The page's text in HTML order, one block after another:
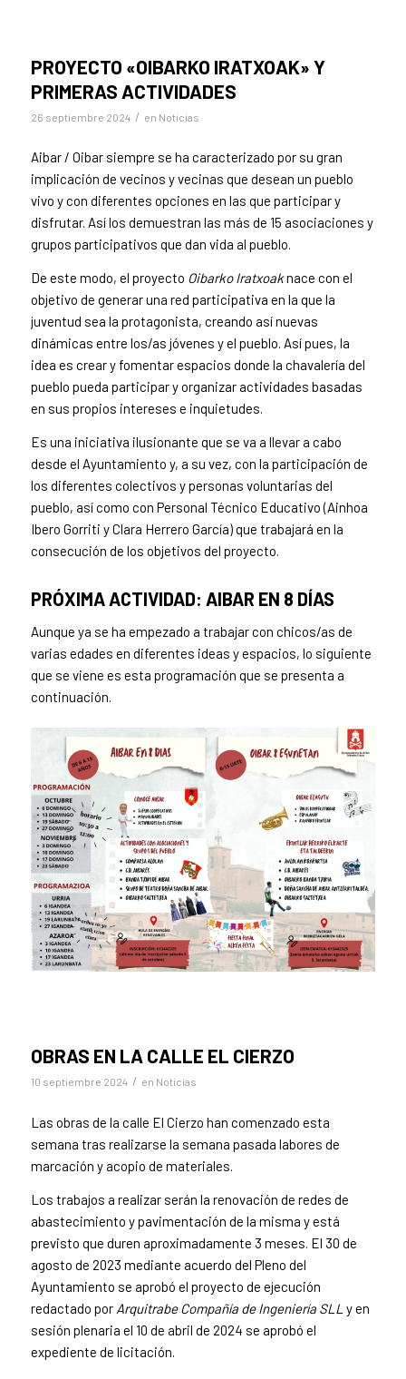
PROYECTO «OIBARKO IRATXOAK» Y
PRIMERAS ACTIVIDADES
26 septiembre 2024 / en Noticias
Aibar / Oibar siempre se ha caracterizado por su gran
implicación de vecinos y vecinas que desean un pueblo
vivo y con diferentes opciones en las que participar y
disfrutar. Así los demuestran las más de 15 asociaciones y
grupos participativos que dan vida al pueblo.
De este modo, el proyecto Oibarko Iratxoaknace con el
objetivo de generar una red participativa en la que la
juventud sea la protagonista, creando así nuevas
dinámicas entre los/as jóvenes y el pueblo. Así pues, la
idea es crear y fomentar espacios donde la chavalería del
pueblo pueda participar y organizar actividades basadas
en sus propios intereses e inquietudes.
Es una iniciativa ilusionante que se va a llevar a cabo
desde el Ayuntamiento y, a su vez, con la participación de
los diferentes colectivos y personas voluntarias del
pueblo, así como con Personal Técnico Educativo (Ainhoa
Ibero Gorriti y Clara Herrero García) que trabajará en la
consecución de los objetivos del proyecto.
PRÓXIMA ACTIVIDAD: AIBAR EN 8 DÍAS
Aunque ya se ha empezado a trabajar con chicos/as de
varias edades en diferentes ideas y espacios, lo siguiente
que se viene es esta programación que se presenta a
continuación.
OBRAS EN LA CALLE EL CIERZO
10 septiembre 2024 / en Noticias
Las obras de la calle El Cierzo han comenzado esta
semana tras realizarse la semana pasada labores de
marcación y acopio de materiales.
Los trabajos a realizar serán la renovación de redes de
abastecimiento y pavimentación de la misma y está
previsto que duren aproximadamente 3 meses. El 30 de
agosto de 2023 mediante acuerdo del Pleno del
Ayuntamiento se aprobó el proyecto de ejecución
redactado por Arquitrabe Compañía de Ingeniería SLL y en
sesión plenaria el 10 de abril de 2024 se aprobó el
expediente de licitación.